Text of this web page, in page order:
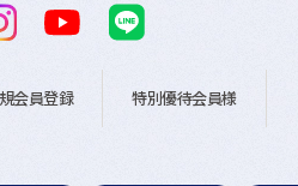
会員登録 特別優待会員様